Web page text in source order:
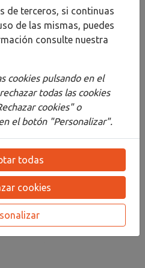
de terceros, si continuas
de las mismas, puedes
consulte nuestra
cookies pulsando en el
todas las cookies
cookies" o
el botón "Personalizar".
todas
cookies